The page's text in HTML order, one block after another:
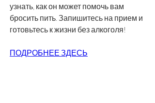
узнать, как он может помочь вам
бросить пить. Запишитесь на прием и
готовьтесь к жизни без алкоголя!
ПОДРОБНЕЕ ЗДЕСЬ